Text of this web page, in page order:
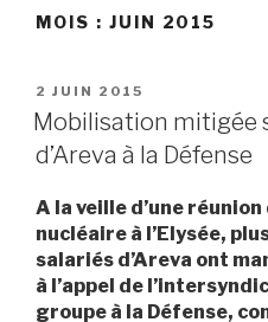
MOIS : JUIN 2015
PUBLIÉ
LE
2 JUIN 2015
Mobilisation mitigée
d’Areva à la Défense
A la veille d’une
nucléaire à l’Elysée,
salariés d’Areva ont
à l’appel de
groupe à la Défense,